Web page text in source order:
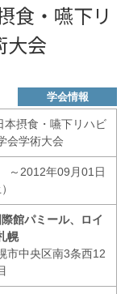
食・嚥下リ
大会
学会情報
本摂食・嚥下リハビ
会学術大会
～2012年09月01日
館パミール、ロイ
幌
市中央区南3条西12